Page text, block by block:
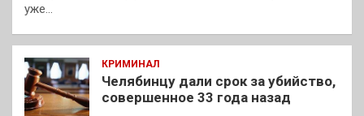
уже…
КРИМИНАЛ
Челябинцу дали срок за убийство,
совершенное 33 года назад